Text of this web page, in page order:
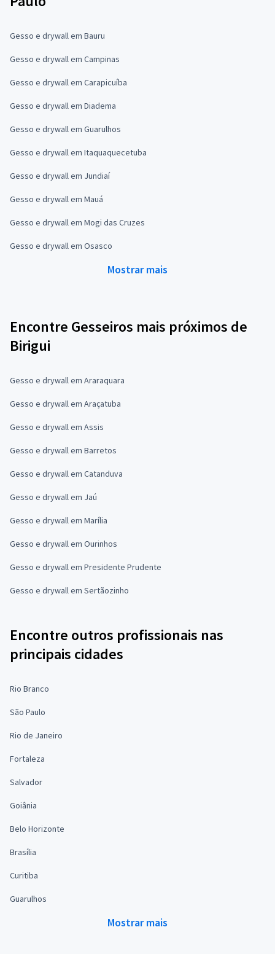
Gesso e drywall em Bauru
Gesso e drywall em Campinas
Gesso e drywall em Carapicuíba
Gesso e drywall em Diadema
Gesso e drywall em Guarulhos
Gesso e drywall em Itaquaquecetuba
Gesso e drywall em Jundiaí
Gesso e drywall em Mauá
Gesso e drywall em Mogi das Cruzes
Gesso e drywall em Osasco
Mostrar mais
Encontre Gesseiros mais próximos de
Birigui
Gesso e drywall em Araraquara
Gesso e drywall em Araçatuba
Gesso e drywall em Assis
Gesso e drywall em Barretos
Gesso e drywall em Catanduva
Gesso e drywall em Jaú
Gesso e drywall em Marília
Gesso e drywall em Ourinhos
Gesso e drywall em Presidente Prudente
Gesso e drywall em Sertãozinho
Encontre outros profissionais nas
principais cidades
Rio Branco
São Paulo
Rio de Janeiro
Fortaleza
Salvador
Goiânia
Belo Horizonte
Brasília
Curitiba
Guarulhos
Mostrar mais